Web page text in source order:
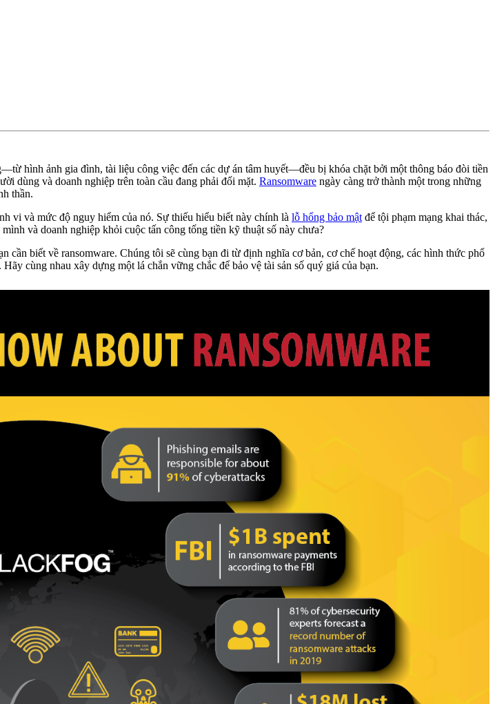
hình ảnh gia đình, tài liệu công việc đến các dự án tâm huyết—đều bị khóa chặt bởi một thông báo đòi tiền
dùng và doanh nghiệp trên toàn cầu đang phải đối mặt. Ransomware ngày càng trở thành một trong những
thần.
vi và mức độ nguy hiểm của nó. Sự thiếu hiểu biết này chính là lỗ hổng bảo mật để tội phạm mạng khai thác,
và doanh nghiệp khỏi cuộc tấn công tống tiền kỹ thuật số này chưa?
biết về ransomware. Chúng tôi sẽ cùng bạn đi từ định nghĩa cơ bản, cơ chế hoạt động, các hình thức phổ
cùng nhau xây dựng một lá chắn vững chắc để bảo vệ tài sản số quý giá của bạn.